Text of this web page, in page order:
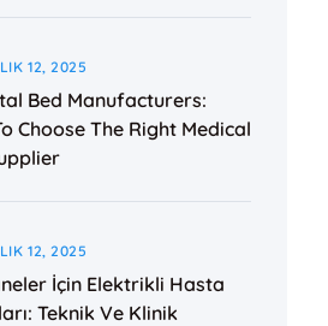
12, 2025
Bed Manufacturers:
Choose The Right Medical
12, 2025
İçin Elektrikli Hasta
Teknik Ve Klinik